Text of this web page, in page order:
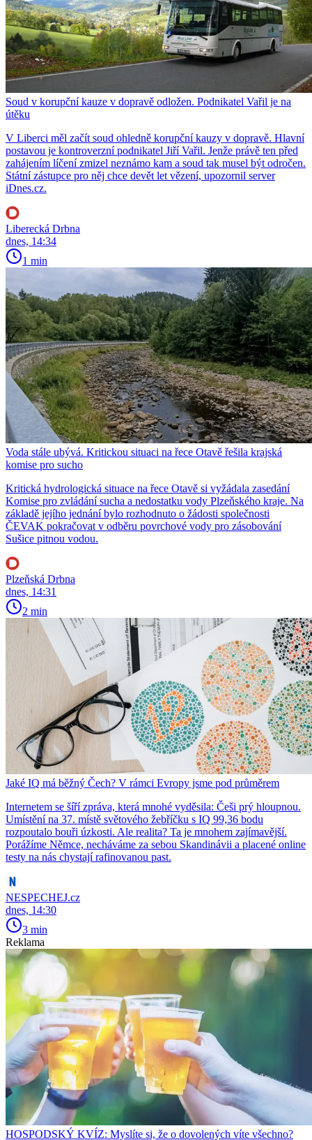
Soud v korupční kauze v dopravě odložen. Podnikatel Vařil je na
útěku
V Liberci měl začít soud ohledně korupční kauzy v dopravě. Hlavní
postavou je kontroverzní podnikatel Jiří Vařil. Jenže právě ten před
zahájením líčení zmizel neznámo kam a soud tak musel být odročen.
Státní zástupce pro něj chce devět let vězení, upozornil server
iDnes.cz.
Liberecká Drbna
dnes, 14:34
1 min
Voda stále ubývá. Kritickou situaci na řece Otavě řešila krajská
komise pro sucho
Kritická hydrologická situace na řece Otavě si vyžádala zasedání
Komise pro zvládání sucha a nedostatku vody Plzeňského kraje. Na
základě jejího jednání bylo rozhodnuto o žádosti společnosti
ČEVAK pokračovat v odběru povrchové vody pro zásobování
Sušice pitnou vodou.
Plzeňská Drbna
dnes, 14:31
2 min
Jaké IQ má běžný Čech? V rámci Evropy jsme pod průměrem
Internetem se šíří zpráva, která mnohé vyděsila: Češi prý hloupnou.
Umístění na 37. místě světového žebříčku s IQ 99,36 bodu
rozpoutalo bouři úzkosti. Ale realita? Ta je mnohem zajímavější.
Porážíme Němce, necháváme za sebou Skandinávii a placené online
testy na nás chystají rafinovanou past.
NESPECHEJ.cz
dnes, 14:30
3 min
Reklama
HOSPODSKÝ KVÍZ: Myslíte si, že o dovolených víte všechno?